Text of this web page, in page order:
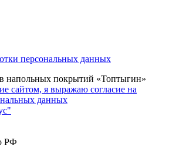
персональных данных
напольных покрытий «Топтыгин»
сайтом, я выражаю согласие на
данных
РФ